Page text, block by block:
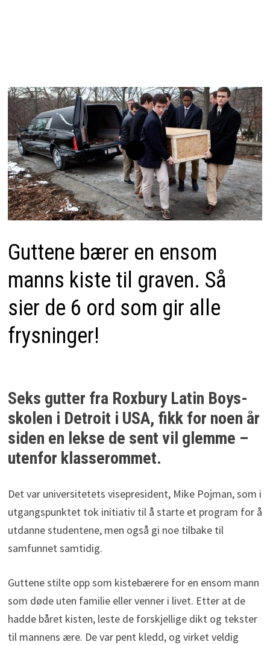
Guttene bærer en ensom
manns kiste til graven. Så
sier de 6 ord som gir alle
frysninger!
Seks gutter fra Roxbury Latin Boys-
skolen i Detroit i USA, fikk for noen år
siden en lekse de sent vil glemme –
utenfor klasserommet.
Det var universitetets visepresident, Mike Pojman, som i
utgangspunktet tok initiativ til å starte et program for å
utdanne studentene, men også gi noe tilbake til
samfunnet samtidig.
Guttene stilte opp som kistebærere for en ensom mann
som døde uten familie eller venner i livet. Etter at de
hadde båret kisten, leste de forskjellige dikt og tekster
til mannens ære. De var pent kledd, og virket veldig